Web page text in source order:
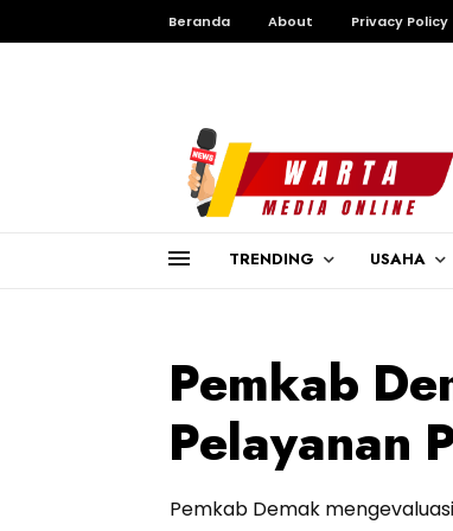
Beranda About Privacy Policy
TRENDING USAHA
Pemkab
Pelayanan
Pemkab Demak